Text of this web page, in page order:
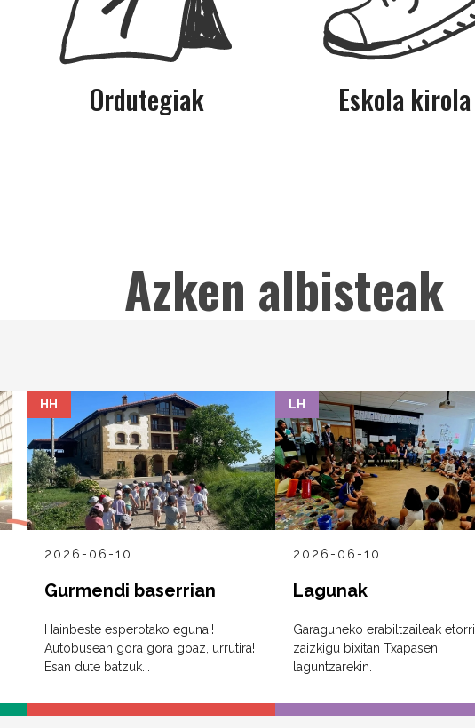
Ordutegiak Eskola kirola
Azken albisteak
2026-06-10
HH
Gurmendi baserrian
Hainbeste esperotako eguna!!
Autobusean gora gora goaz, urrutira!
Esan dute batzuk...
2026-06-10
LH
Lagunak
Garaguneko erabiltzaileak etorri
zaizkigu bixitan Txapasen
laguntzarekin.